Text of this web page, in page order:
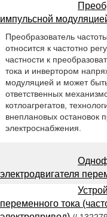
импульсной
Преобразователь
относится к частотно
частности к
тока и инвертором
модуляцией и может
ответственных
котлоагрегатов,
внеплановых остановок
электроснабжения.
электродвигателя
переменного тока